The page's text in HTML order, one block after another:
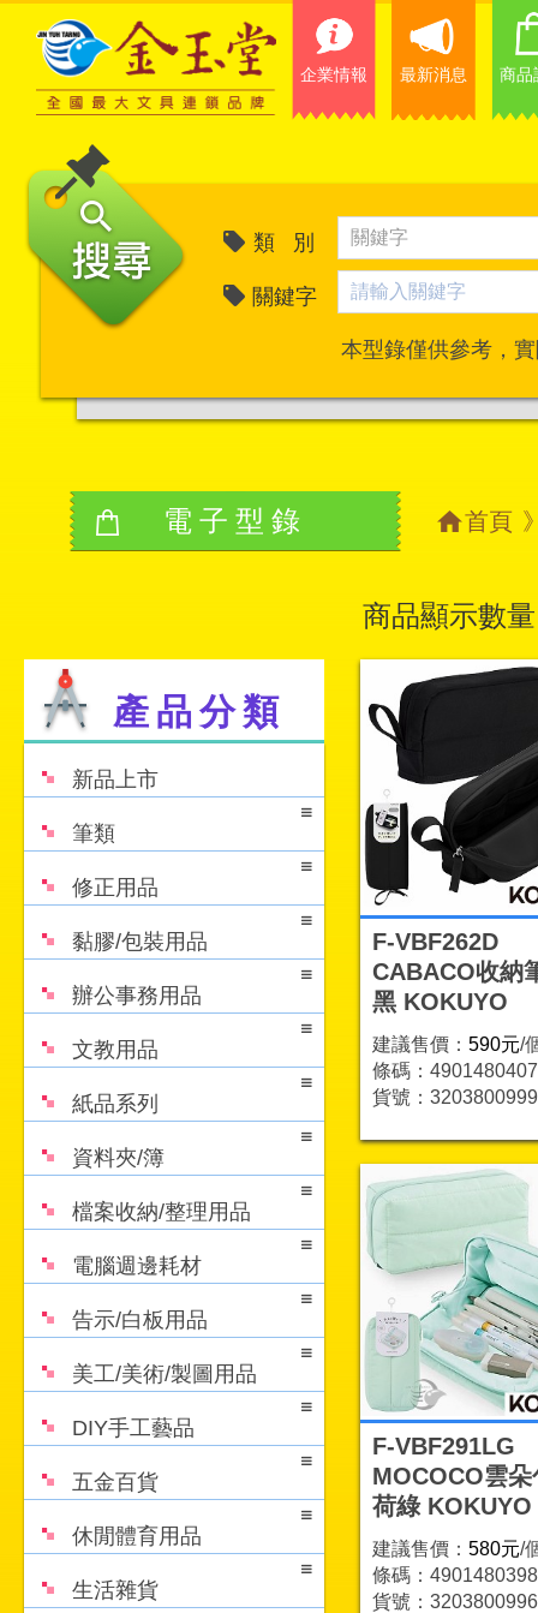
企業情報 最新消息 商品
類 別
關鍵字
本型錄僅供參考，
電子型錄 首頁
產品分類
新品上市
筆類
修正用品
黏膠/包裝用品
辦公事務用品
文教用品
紙品系列
資料夾/簿
檔案收納/整理用品
電腦週邊耗材
告示/白板用品
美工/美術/製圖用品
DIY手工藝品
五金百貨
休閒體育用品
生活雜貨
商品顯示數量
F-VBF262D
CABACO收納
黑 KOKUYO
建議售價： 590元/
條碼：
貨號：3203800999
F-VBF291LG
MOCOCO雲朵
荷綠 KOKUYO
建議售價： 580元/
條碼：
貨號：3203800996